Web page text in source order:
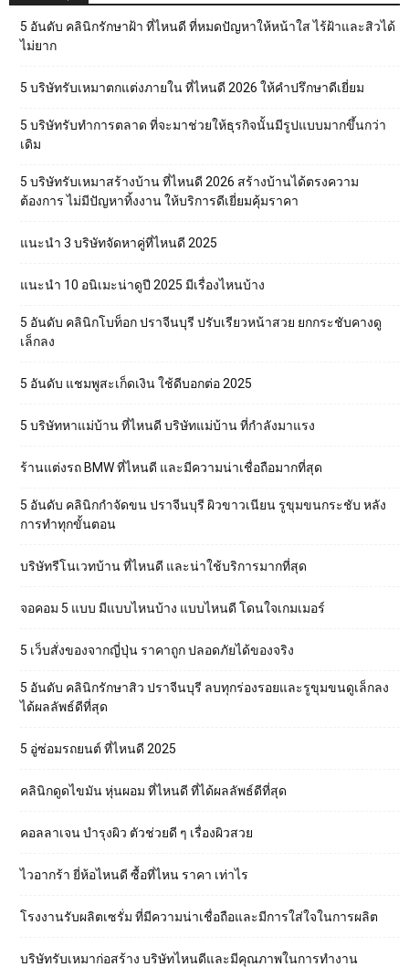
5 อันดับ คลินิกรักษาฝ้า ที่ไหนดี ที่หมดปัญหาให้หน้าใส ไร้ฝ้าและสิวได้
ไม่ยาก
5 บริษัทรับเหมาตกแต่งภายใน ที่ไหนดี 2026 ให้คำปรึกษาดีเยี่ยม
5 บริษัทรับทำการตลาด ที่จะมาช่วยให้ธุรกิจนั้นมีรูปแบบมากขึ้นกว่า
เดิม
5 บริษัทรับเหมาสร้างบ้าน ที่ไหนดี 2026 สร้างบ้านได้ตรงความ
ต้องการ ไม่มีปัญหาทิ้งงาน ให้บริการดีเยี่ยมคุ้มราคา
แนะนำ 3 บริษัทจัดหาคู่ที่ไหนดี 2025
แนะนำ 10 อนิเมะน่าดูปี 2025 มีเรื่องไหนบ้าง
5 อันดับ คลินิกโบท็อก ปราจีนบุรี ปรับเรียวหน้าสวย ยกกระชับคางดู
เล็กลง
5 อันดับ แชมพูสะเก็ดเงิน ใช้ดีบอกต่อ 2025
5 บริษัทหาแม่บ้าน ที่ไหนดี บริษัทแม่บ้าน ที่กำลังมาแรง
ร้านแต่งรถ BMW ที่ไหนดี และมีความน่าเชื่อถือมากที่สุด
5 อันดับ คลินิกกำจัดขน ปราจีนบุรี ผิวขาวเนียน รูขุมขนกระชับ หลัง
การทำทุกขั้นตอน
บริษัทรีโนเวทบ้าน ที่ไหนดี และน่าใช้บริการมากที่สุด
จอคอม 5 แบบ มีแบบไหนบ้าง แบบไหนดี โดนใจเกมเมอร์
5 เว็บสั่งของจากญี่ปุ่น ราคาถูก ปลอดภัยได้ของจริง
5 อันดับ คลินิกรักษาสิว ปราจีนบุรี ลบทุกร่องรอยและรูขุมขนดูเล็กลง
ได้ผลลัพธ์ดีที่สุด
5 อู่ซ่อมรถยนต์ ที่ไหนดี 2025
คลินิกดูดไขมัน หุ่นผอม ที่ไหนดี ที่ได้ผลลัพธ์ดีที่สุด
คอลลาเจน บำรุงผิว ตัวช่วยดี ๆ เรื่องผิวสวย
ไวอากร้า ยี่ห้อไหนดี ซื้อที่ไหน ราคา เท่าไร
โรงงานรับผลิตเซรั่ม ที่มีความน่าเชื่อถือและมีการใส่ใจในการผลิต
บริษัทรับเหมาก่อสร้าง บริษัทไหนดีและมีคุณภาพในการทำงาน